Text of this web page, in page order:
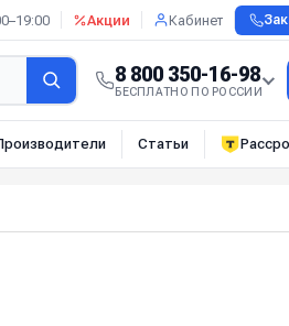
Акции Кабинет
8 800 350-16-98
БЕСПЛАТНО ПО РОССИИ
Статьи